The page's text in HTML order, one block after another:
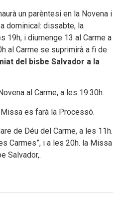
un parèntesi en la Novena i
dominical: dissabte, la
19h, i diumenge 13 al Carme a
al Carme se suprimirà a fi de
del bisbe Salvador a la
al Carme, a les 19:30h.
es farà la Processó.
de Déu del Carme, a les 11h.
Carmes”, i a les 20h. la Missa
Salvador,.